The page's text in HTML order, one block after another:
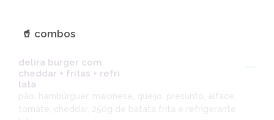
🥤 combos
delira burger com
cheddar + fritas + refri
lata
---
pão, hambúrguer, maionese, queijo, presunto, alface,
tomate, cheddar, 250g de batata frita e refrigerante